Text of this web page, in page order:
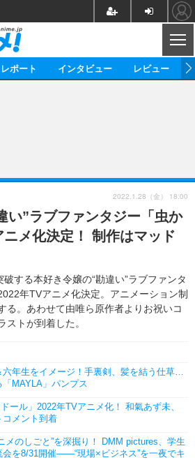
グッズ
海外
ビジネス
アーティスト
実写
イベント
座談会
ABEMA Cafe
ポート インタビュー レビュー
い”ラブファンタジー「虫か
メ化決定！ 制作はマッド
する本好き令嬢の“勘違い”ラブファンタ
年TVアニメ化決定。アニメーション制
る。あわせて由唯ら原作者よりお祝いコ
ストが到着した。
六年生をイメージ！手裏剣、髪を結う仕草…
MAYLA」パンプス
ール」2022年TVアニメ化！ 和氣あず未、
コメント到着
メのしごと”を深掘り！ DMM pictures、学生
会を8/31開催――“現場×ビジネス”を一夜でキ
2022.1.28（金） 18:00